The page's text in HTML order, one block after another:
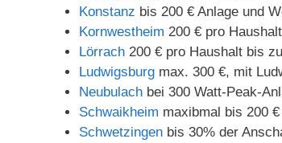
Konstanz bis 200 € Anlage und
Kornwestheim 200 € pro
Lörrach 200 € pro Haushalt bis
Ludwigsburg max. 300 €, mit
Neubulach bei 300 Watt-Peak-
Schwaikheim maxibmal bis 200
Schwetzingen bis 30% der